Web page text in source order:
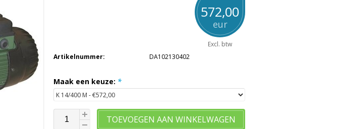
572,00
eur
Excl. btw
Artikelnummer:
DA102130402
Maak een keuze: *
TOEVOEGEN AAN WINKELWAGEN